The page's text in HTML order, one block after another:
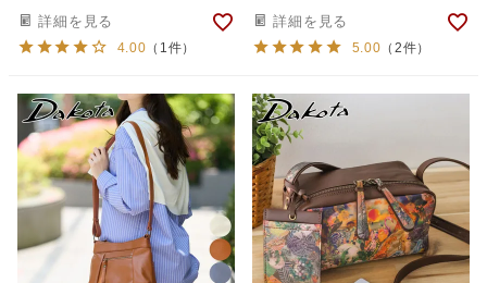
詳細を見る
4.00 （1件）
詳細を見る
5.00 （2件）